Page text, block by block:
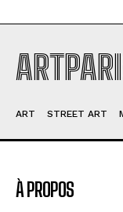
ART STREET ART
À PROPOS